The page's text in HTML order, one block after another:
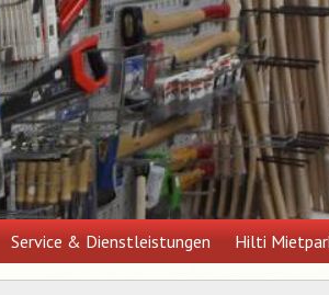
Service & Dienstleistungen Hilti